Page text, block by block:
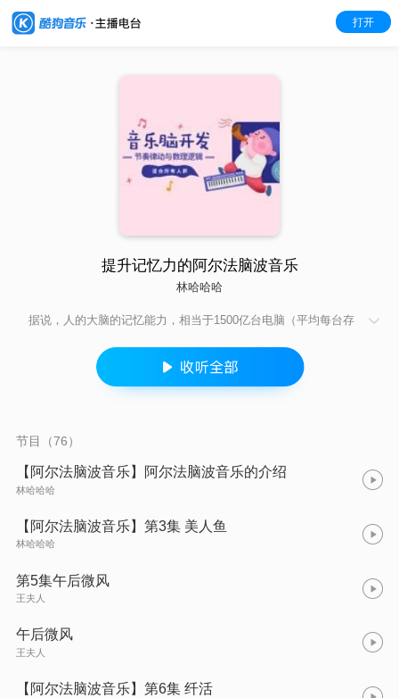
打开
提升记忆力的阿尔法脑波音乐
林哈哈哈
据说，人的大脑的记忆能力，相当于1500亿台电脑（平均每台存
节目（76）
【阿尔法脑波音乐】阿尔法脑波音乐的介绍
林哈哈哈
【阿尔法脑波音乐】第3集 美人鱼
林哈哈哈
第5集午后微风
王夫人
午后微风
王夫人
【阿尔法脑波音乐】第6集 纤活